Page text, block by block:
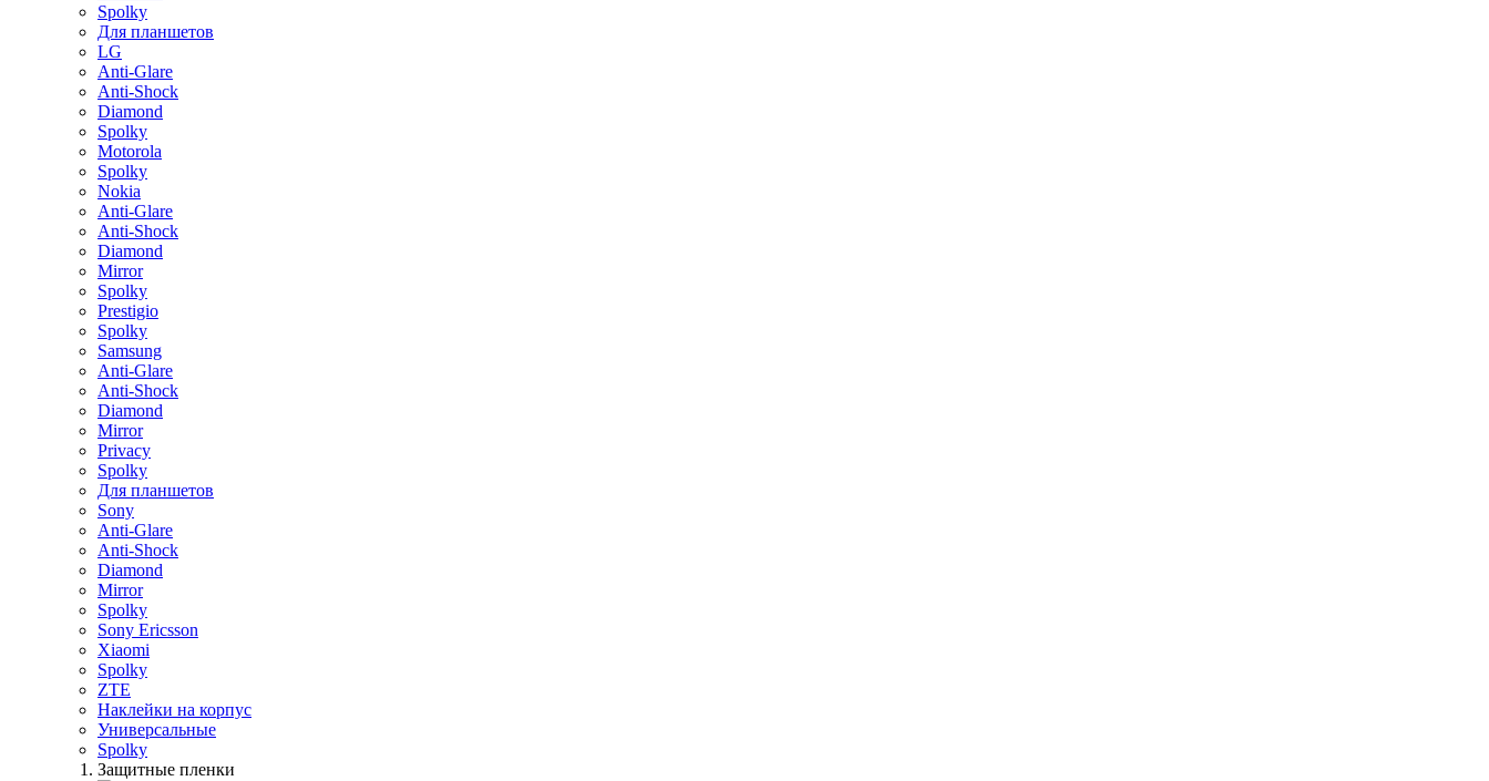
Spolky
Для планшетов
LG
Anti-Glare
Anti-Shock
Diamond
Spolky
Motorola
Spolky
Nokia
Anti-Glare
Anti-Shock
Diamond
Mirror
Spolky
Prestigio
Spolky
Samsung
Anti-Glare
Anti-Shock
Diamond
Mirror
Privacy
Spolky
Для планшетов
Sony
Anti-Glare
Anti-Shock
Diamond
Mirror
Spolky
Sony Ericsson
Xiaomi
Spolky
ZTE
Наклейки на корпус
Универсальные
Spolky
Защитные пленки